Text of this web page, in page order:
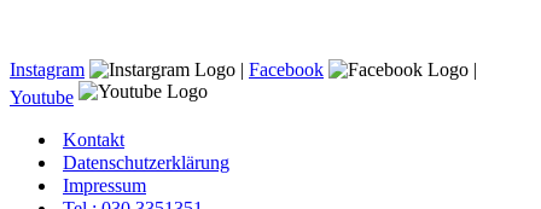
Instagram | Facebook
|
Youtube
Kontakt
Datenschutzerklärung
Impressum